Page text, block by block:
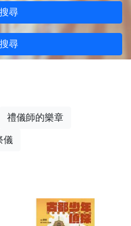
尋
尋
禮儀師的樂章
儀